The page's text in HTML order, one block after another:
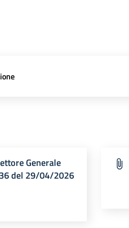
Generale
del 29/04/2026